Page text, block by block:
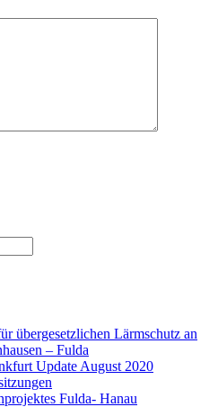
übergesetzlichen Lärmschutz an
– Fulda
Update August 2020
Fulda- Hanau